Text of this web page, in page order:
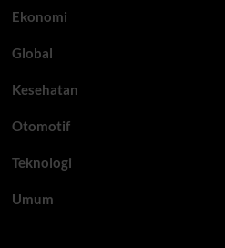
Ekonomi
Global
Kesehatan
Otomotif
Teknologi
Umum